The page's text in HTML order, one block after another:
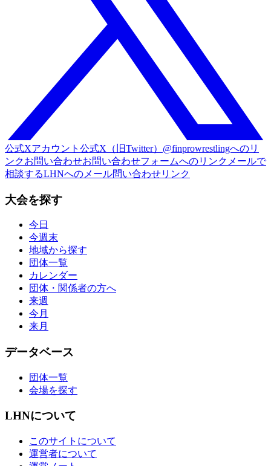
公式Xアカウント 公式X（旧Twitter）@finprowrestlingへのリ
ンクお問い合わせお問い合わせフォームへのリンク メールで
相談するLHNへのメール問い合わせリンク
大会を探す
今日
今週末
地域から探す
団体一覧
カレンダー
団体・関係者の方へ
来週
今月
来月
データベース
団体一覧
会場を探す
LHNについて
このサイトについて
運営者について